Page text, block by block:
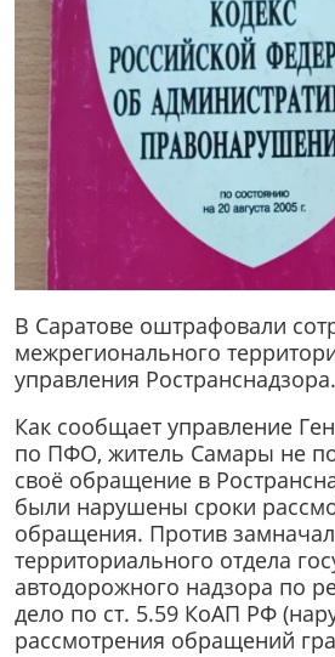
В Саратове оштрафовали
межрегионального
управления Ространснадзора.
Как сообщает управление
по ПФО, житель Самары не
своё обращение в
были нарушены сроки
обращения. Против
территориального отдела
автодорожного надзора по
дело по ст. 5.59 КоАП РФ
рассмотрения обращений